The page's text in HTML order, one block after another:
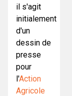
il s'agit
initialement
d'un
dessin de
presse
pour
l'Action
Agricole